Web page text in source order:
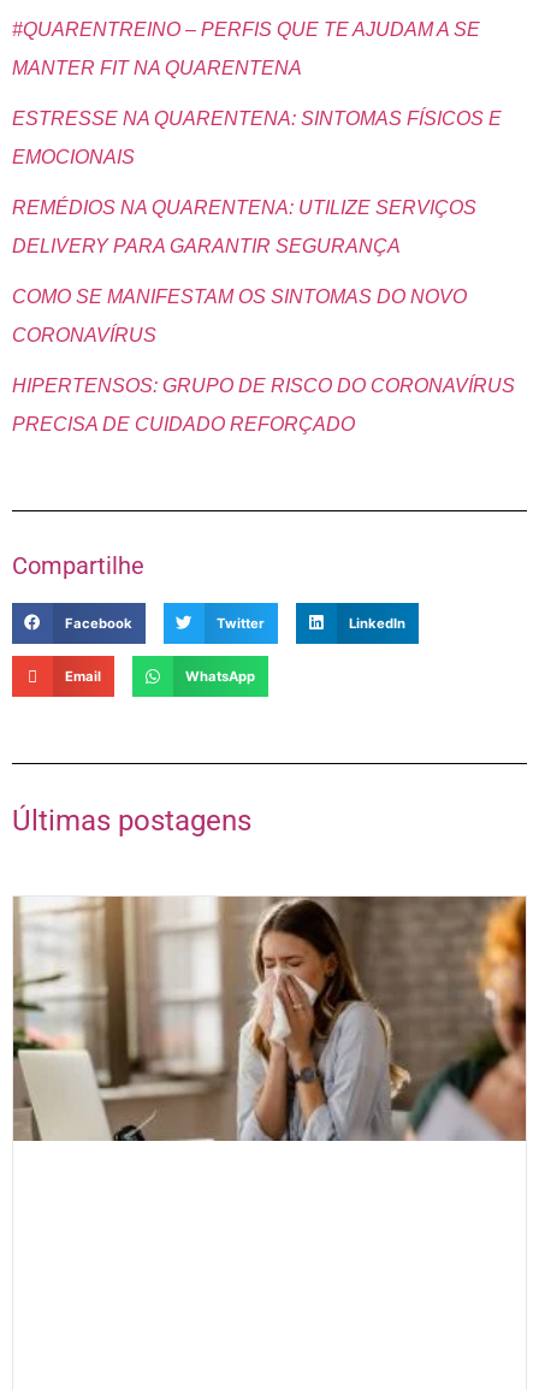
#QUARENTREINO – PERFIS QUE TE AJUDAM A SE
MANTER FIT NA QUARENTENA
ESTRESSE NA QUARENTENA: SINTOMAS FÍSICOS E
EMOCIONAIS
REMÉDIOS NA QUARENTENA: UTILIZE SERVIÇOS
DELIVERY PARA GARANTIR SEGURANÇA
COMO SE MANIFESTAM OS SINTOMAS DO NOVO
CORONAVÍRUS
HIPERTENSOS: GRUPO DE RISCO DO CORONAVÍRUS
PRECISA DE CUIDADO REFORÇADO
Compartilhe
Facebook Twitter LinkedIn
Email WhatsApp
Últimas postagens